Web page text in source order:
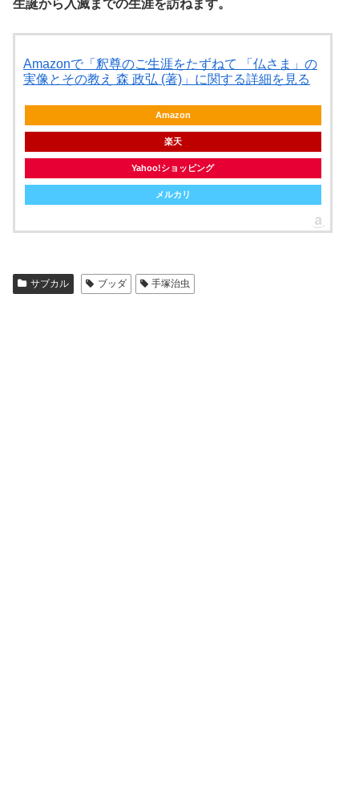
生誕から入滅までの生涯を訪ねます。
Amazonで「釈尊のご生涯をたずねて 「仏さま」の
実像とその教え 森 政弘 (著)」に関する詳細を見る
Amazon
楽天
Yahoo!ショッピング
メルカリ
サブカル ブッダ 手塚治虫